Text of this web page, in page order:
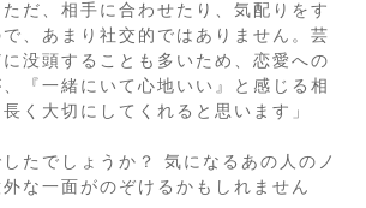
だ、相手に合わせたり、気配りをす
、あまり社交的ではありません。芸
没頭することも多いため、恋愛への
『一緒にいて心地いい』と感じる相
く大切にしてくれると思います」
たでしょうか？ 気になるあの人のノ
な一面がのぞけるかもしれません